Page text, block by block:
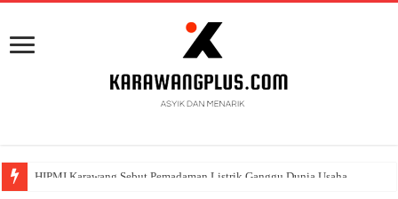
BPK Ganjar WTP ke 11 Pada Laporan Keuangan Pemda Karawang